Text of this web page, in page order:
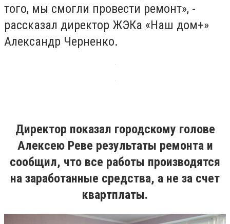
того, мы смогли провести ремонт», -
рассказал директор ЖЭКа «Наш дом+»
Александр Черненко.
Директор показал городскому голове
Алексею Реве результаты ремонта и
сообщил, что все работы производятся
на заработанные средства, а не за счет
квартплаты.